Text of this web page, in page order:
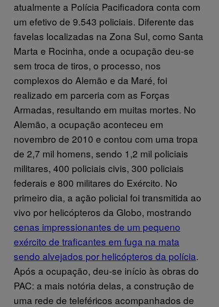
atualmente a Polícia Pacificadora conta com
um efetivo de 9.543 policiais. Diferente das
favelas localizadas na Zona Sul, como Santa
Marta e Rocinha, onde a ocupação deu-se
sem troca de tiros, o processo, nos
complexos do Alemão e da Maré, foi
realizado em parceria com as Forças
Armadas, resultando em muitas mortes. No
Alemão, a ocupação aconteceu em
novembro de 2010 e contou com uma tropa
de 2,7 mil homens, sendo 1,2 mil policiais
militares, 400 policiais civis, 300 policiais
federais e 800 militares do Exército. No
primeiro dia, a ação policial foi transmitida ao
vivo por helicópteros da Globo, mostrando
cenas impressionantes de um pequeno
exército de traficantes em fuga na mata
sendo alvejados por helicópteros da polícia.
Após a ocupação, deu-se início às obras do
PAC: a mais notória delas, a construção de
uma rede de teleféricos acompanhados de